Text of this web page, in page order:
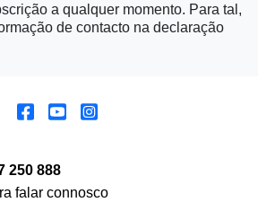
a qualquer momento. Para tal,
de contacto na declaração
250 888
falar connosco